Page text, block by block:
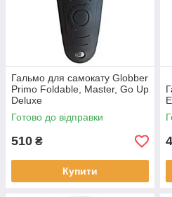
Гальмо для самокату Globber
Primo Foldable, Master, Go Up
Deluxe
Готово до відправки
510 ₴
Купити